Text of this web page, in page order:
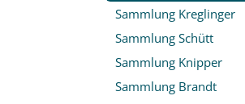
Sammlung Kreglinger
Sammlung Schütt
Sammlung Knipper
Sammlung Brandt